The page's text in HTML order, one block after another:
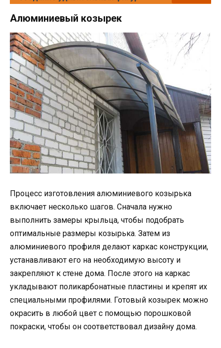
Алюминиевый козырек
Процесс изготовления алюминиевого козырька
включает несколько шагов. Сначала нужно
выполнить замеры крыльца, чтобы подобрать
оптимальные размеры козырька. Затем из
алюминиевого профиля делают каркас конструкции,
устанавливают его на необходимую высоту и
закрепляют к стене дома. После этого на каркас
укладывают поликарбонатные пластины и крепят их
специальными профилями. Готовый козырек можно
окрасить в любой цвет с помощью порошковой
покраски, чтобы он соответствовал дизайну дома.